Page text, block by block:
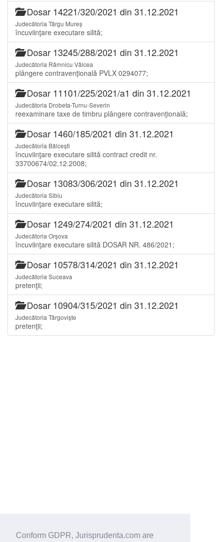
Conform GDPR, Jurisprudenta.com are
Dosar 14221/320/2021 din 31.12.2021
Judecătoria Târgu Mureș
încuviinţare executare silită;
Dosar 13245/288/2021 din 31.12.2021
Judecătoria Râmnicu Vâlcea
plângere contravenţională PVLX 0294077;
Dosar 11101/225/2021/a1 din 31.12.2021
Judecătoria Drobeta-Turnu-Severin
reexaminare taxe de timbru plângere contravenţională;
Dosar 1460/185/2021 din 31.12.2021
Judecătoria Bălcești
încuviinţare executare silită contract credit nr.
33700674/02.12.2008;
Dosar 13083/306/2021 din 31.12.2021
Judecătoria Sibiu
încuviinţare executare silită;
Dosar 1249/274/2021 din 31.12.2021
Judecătoria Orșova
încuviinţare executare silită DOSAR NR. 486/2021;
Dosar 10578/314/2021 din 31.12.2021
Judecătoria Suceava
pretenţii;
Dosar 10904/315/2021 din 31.12.2021
Judecătoria Târgoviște
pretenţii;